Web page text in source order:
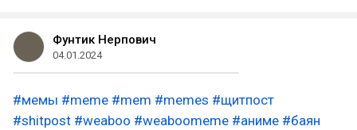
Фунтик Нерпович
04.01.2024
#мемы #meme #mem #memes #щитпост
#shitpost #weaboo #weaboomeme #аниме #баян